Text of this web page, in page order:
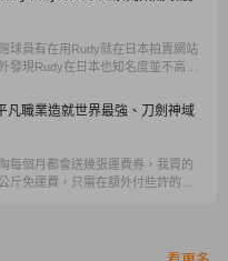
球員有在用Rudy就在日本拍賣網站
發現Rudy在日本也知名度並不高，
多想就由樂淘網站代標購買了。
凡職業造就世界最強、刀劍神域
每個月都會送幾張運費券，我買的
斤免運費，只需在額外付些許的日